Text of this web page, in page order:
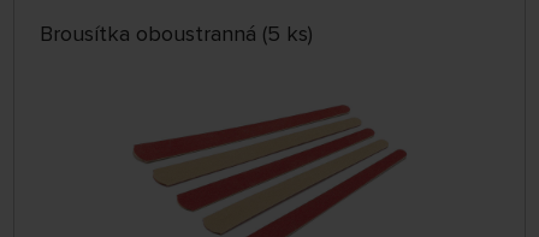
64 NA STRÁNCE
Brousítka oboustranná (5 ks)